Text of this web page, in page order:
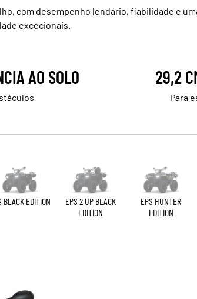
com desempenho lendário, fiabilidade e
excecionais.
AO SOLO 29,2
Para
BLACK EDITION
EPS 2 UP BLACK
EDITION
EPS HUNTER
EDITION